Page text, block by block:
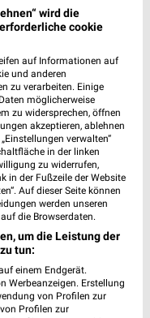
& Aktionen
Öffnungszeiten für
in
wird die
cookie
auf Informationen auf
und anderen
zu verarbeiten. Einige
möglicherweise
zu widersprechen, öffnen
akzeptieren, ablehnen
verwalten“
in der linken
zu widerrufen,
in der Fußzeile der Website
Auf dieser Seite können
werden unseren
die Browserdaten.
um die Leistung der
tun:
einem Endgerät.
Werbeanzeigen. Erstellung
von Profilen zur
Profilen zur